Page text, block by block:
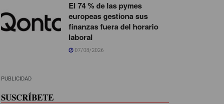
El 74 % de las pymes
europeas gestiona sus
finanzas fuera del horario
laboral
07/08/2026
PUBLICIDAD
SUSCRÍBETE